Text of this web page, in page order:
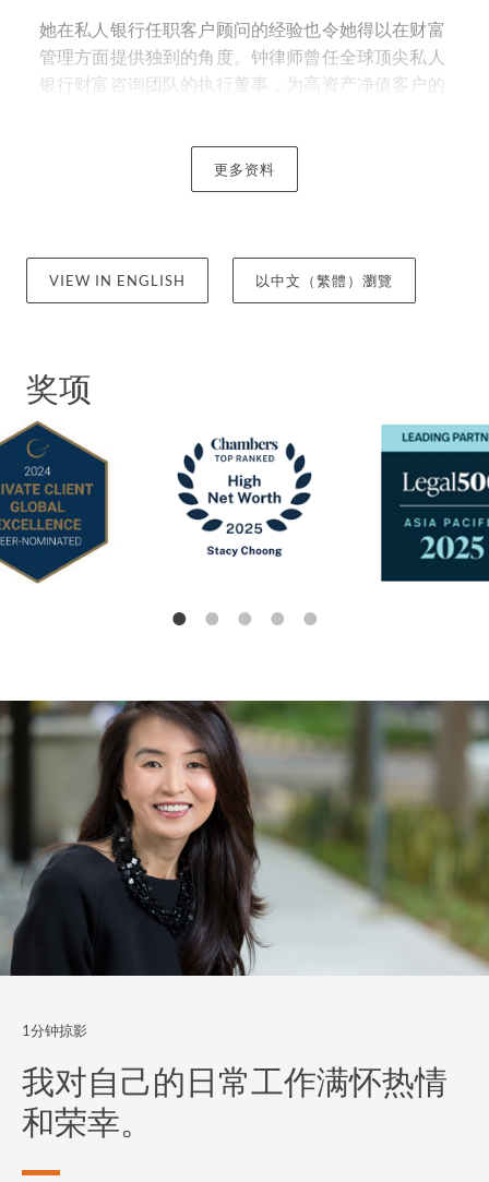
她在私人银行任职客户顾问的经验也令她得以在财富
管理方面提供独到的角度。钟律师曾任全球顶尖私人
银行财富咨询团队的执行董事，为高资产净值客户的
监管及合规事宜，并为慈善基金会担任受托人。
纳税人与新加坡国税局商品及服务税主计长之间的争
议。她还应邀成为未来经济委员会（FEC）现代服务
小组委员会的成员，负责开发和实行现代服务业的产
业转型蓝图。
钟律师在法律界以及私人银行界的专业知识，令她得
以为每位客户提供切身、实际的方案。
介机构组织培训活动，确保他们掌握私人财富领域的
代（以普通话或英语进行）。
更多资料
VIEW IN ENGLISH 以中文（繁體）瀏覽
奖项
1分钟掠影
我对自己的日常工作满怀热情
和荣幸。